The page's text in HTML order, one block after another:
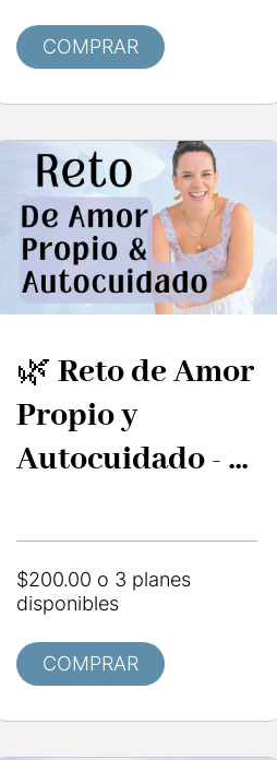
COMPRAR
🌿 Reto de Amor
Propio y
Autocuidado - 8
$200.00 o 3 planes
disponibles
COMPRAR